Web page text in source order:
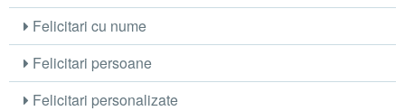
Felicitari cu nume
Felicitari persoane
Felicitari personalizate